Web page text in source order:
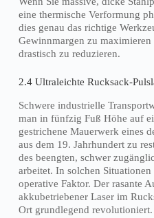
eine thermische Verformung
dies genau das richtige
Gewinnmargen zu
drastisch zu reduzieren.
2.4 Ultraleichte Rucksack-
Schwere industrielle
man in fünfzig Fuß Höhe auf
gestrichene Mauerwerk eines
aus dem 19. Jahrhundert zu
des beengten, schwer
arbeitet. In solchen
operative Faktor. Der rasante
akkubetriebener Laser im
Ort grundlegend revolutioniert.